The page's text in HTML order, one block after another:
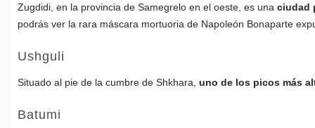
Zugdidi, en la provincia de Samegrelo en el oeste, es una ciudad
podrás ver la rara máscara mortuoria de Napoleón Bonaparte
Ushguli
Situado al pie de la cumbre de Shkhara, uno de los picos más
Batumi